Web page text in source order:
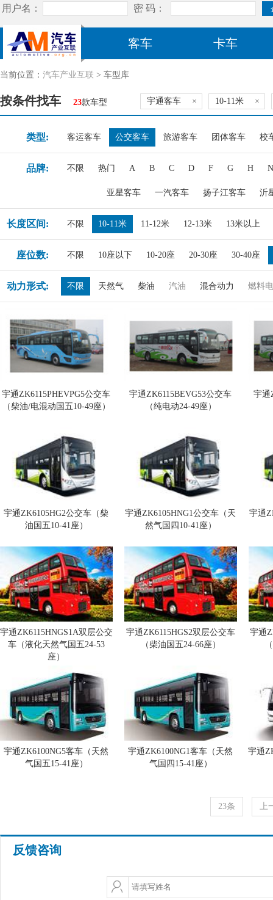
客车 卡车
当前位置： 汽车产业互联 > 车型库
按条件找车 23款车型 宇通客车 × 10-11米 ×
类型: 客运客车 公交客车 旅游客车 团体客车 校
品牌: 不限 热门 A B C D F G H N
亚星客车 一汽客车 扬子江客车 沂
长度区间: 不限 10-11米 11-12米 12-13米 13米以上
座位数: 不限 10座以下 10-20座 20-30座 30-40座
动力形式: 不限 天然气 柴油 汽油 混合动力 燃料
宇通ZK6115PHEVPG5公交车
（柴油/电混动国五10-49座）
宇通ZK6115BEVG53公交车
（纯电动24-49座）
宇通
宇通ZK6105HG2公交车（柴
油国五10-41座）
宇通ZK6105HNG1公交车（天
然气国四10-41座）
宇通
宇通ZK6115HNGS1A双层公交
车（液化天然气国五24-53
座）
宇通ZK6115HGS2双层公交车
（柴油国五24-66座）
宇通
宇通ZK6100NG5客车（天然
气国五15-41座）
宇通ZK6100NG1客车（天然
气国四15-41座）
宇通
23条 上
反馈咨询